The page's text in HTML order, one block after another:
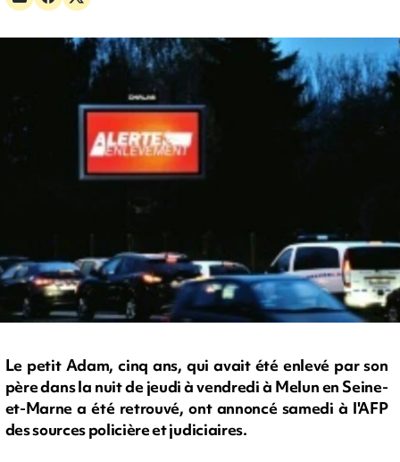
Le petit Adam, cinq ans, qui avait été enlevé par son
père dans la nuit de jeudi à vendredi à Melun en Seine-
et-Marne a été retrouvé, ont annoncé samedi à l'AFP
des sources policière et judiciaires.